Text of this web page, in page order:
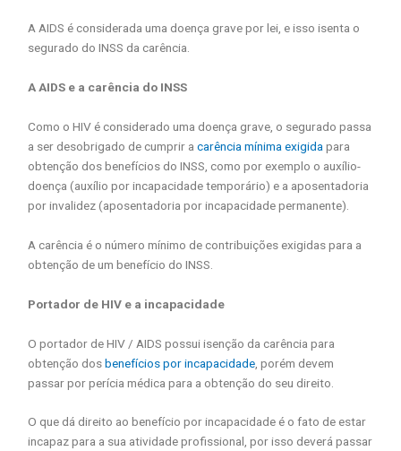
A AIDS é considerada uma doença grave por lei, e isso isenta o
segurado do INSS da carência.
A AIDS e a carência do INSS
Como o HIV é considerado uma doença grave, o segurado passa
a ser desobrigado de cumprir acarência mínima exigida para
obtenção dos benefícios do INSS, como por exemplo o auxílio-
doença (auxílio por incapacidade temporário) e a aposentadoria
por invalidez (aposentadoria por incapacidade permanente).
A carência é o número mínimo de contribuições exigidas para a
obtenção de um benefício do INSS.
Portador de HIV e a incapacidade
O portador de HIV / AIDS possui isenção da carência para
obtenção dosbenefícios por incapacidade , porém devem
passar por perícia médica para a obtenção do seu direito.
O que dá direito ao benefício por incapacidade é o fato de estar
incapaz para a sua atividade profissional, por isso deverá passar